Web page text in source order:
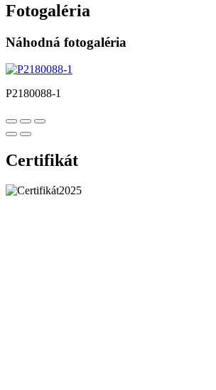
Fotogaléria
Náhodná fotogaléria
P2180088-1
Certifikát